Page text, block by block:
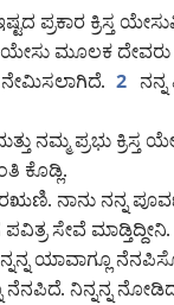
ಪ್ರಕಾರ ಕ್ರಿಸ್ತ
ಯೇಸು ಮೂಲಕ
ನೇಮಿಸಲಾಗಿದೆ. 2
ನಮ್ಮ ಪ್ರಭು ಕ್ರಿಸ್ತ
ಕೊಡ್ಲಿ.
ನಾನು ನನ್ನ
ಸೇವೆ
ಯಾವಾಗ್ಲೂ
ನೆನಪಿದೆ. ನಿನ್ನನ್ನ